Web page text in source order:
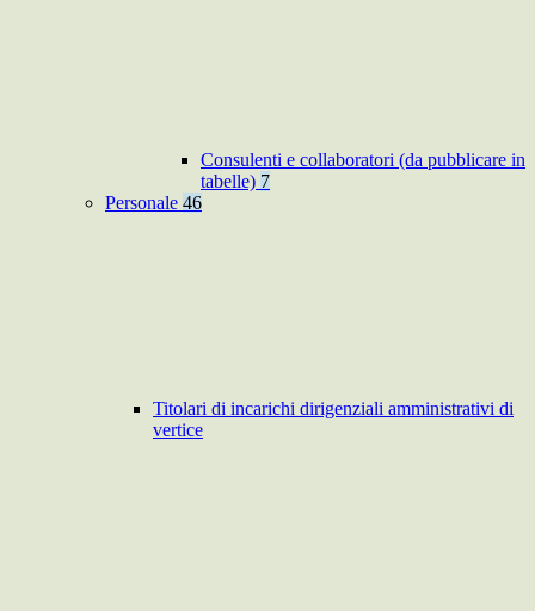
Consulenti e collaboratori (da pubblicare in
tabelle) 7
Personale 46
Titolari di incarichi dirigenziali amministrativi di
vertice